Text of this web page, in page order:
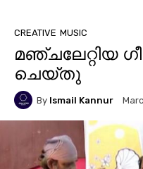
CREATIVE MUSIC
മഞ്ചലേറ്റിയ
ചെയ്തു
By Ismail Kannur